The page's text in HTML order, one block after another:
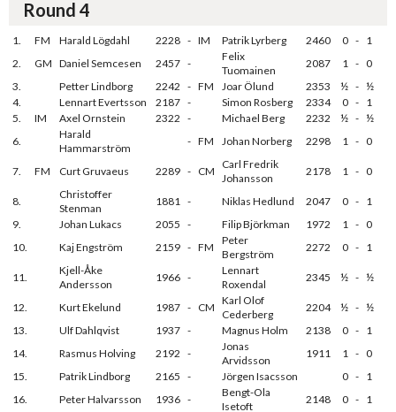
Round 4
1. FM Harald Lögdahl 2228 - IM Patrik Lyrberg 2460 0 - 1
2.
GM Daniel Semcesen 2457 -
Felix
Tuomainen
2087 1 - 0
3.
Petter Lindborg 2242 - FM Joar Ölund 2353 ½ - ½
4.
Lennart Evertsson 2187 - Simon Rosberg 2334 0 - 1
5.
IM Axel Ornstein 2322 - Michael Berg 2232 ½ - ½
6.
Harald
Hammarström
- FM Johan Norberg 2298 1 - 0
7. FM Curt Gruvaeus 2289 - CM
Carl Fredrik
Johansson
2178 1 - 0
8.
Christoffer
Stenman
1881 - Niklas Hedlund 2047 0 - 1
9.
Johan Lukacs 2055 - Filip Björkman 1972 1 - 0
10.
Kaj Engström 2159 - FM
Peter
Bergström
2272 0 - 1
11.
Kjell-Åke
Andersson
1966 -
Lennart
Roxendal
2345 ½ - ½
12. Kurt Ekelund 1987 - CM
Karl Olof
Cederberg
2204 ½ - ½
13.
Ulf Dahlqvist 1937 - Magnus Holm 2138 0 - 1
14.
Rasmus Holving 2192 -
Jonas
Arvidsson
1911 1 - 0
15.
Patrik Lindborg 2165 - Jörgen Isacsson 0 - 1
16.
Peter Halvarsson 1936 -
Bengt-Ola
Isetoft
2148 0 - 1